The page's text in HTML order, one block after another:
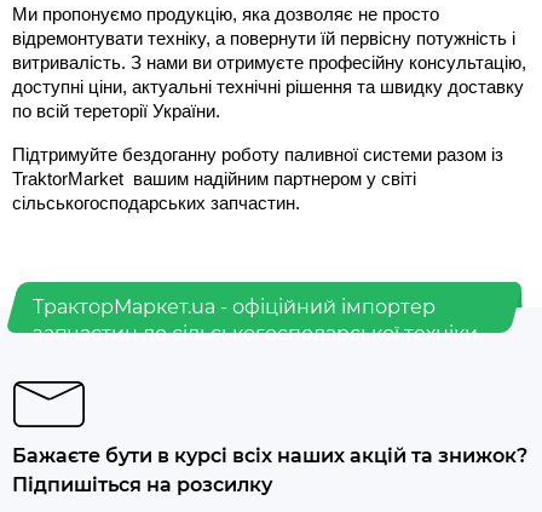
Ми пропонуємо продукцію, яка дозволяє не просто
відремонтувати техніку, а повернути їй первісну потужність і
витривалість. З нами ви отримуєте професійну консультацію,
доступні ціни, актуальні технічні рішення та швидку доставку
по всій тереторії України.
Підтримуйте бездоганну роботу паливної системи разом із
TraktorMarket  вашим надійним партнером у світі
сільськогосподарських запчастин.
ТракторМаркет.ua - офіційний імпортер
запчастин до сільськогосподарської техніки
Бажаєте бути в курсі всіх наших акцій та знижок?
Підпишіться на розсилку